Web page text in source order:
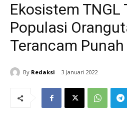
Ekosistem TNGL
Populasi
Terancam Punah
By Redaksi 3 Januari 2022